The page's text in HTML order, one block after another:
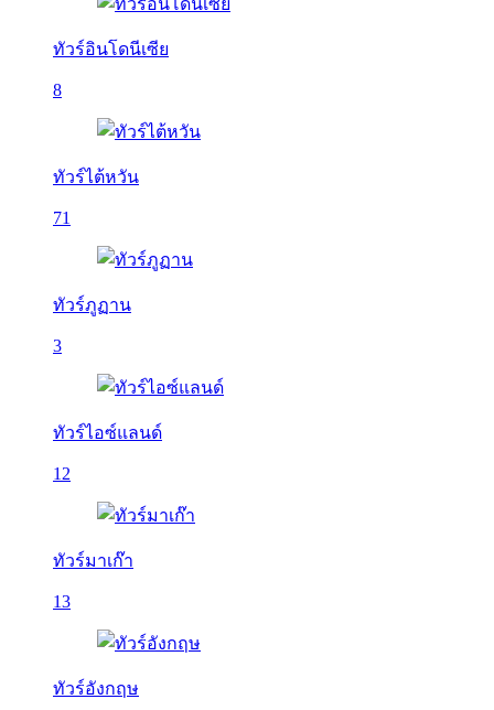
ทัวร์อินโดนีเซีย
8
ทัวร์ไต้หวัน
71
ทัวร์ภูฏาน
3
ทัวร์ไอซ์แลนด์
12
ทัวร์มาเก๊า
13
ทัวร์อังกฤษ